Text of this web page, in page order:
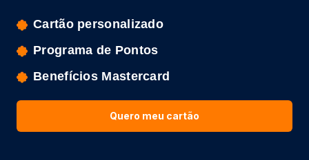
Cartão personalizado
Programa de Pontos
Benefícios Mastercard
Quero meu cartão